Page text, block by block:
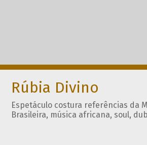
Rúbia Divino
Espetáculo costura referências da
Brasileira, música africana, soul,